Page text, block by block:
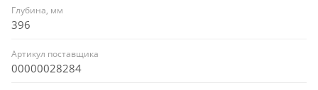
Глубина, мм
396
Артикул поставщика
00000028284